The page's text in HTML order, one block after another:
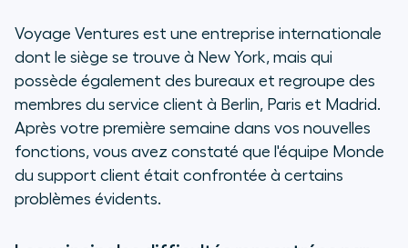
Voyage Ventures est une entreprise internationale
dont le siège se trouve à New York, mais qui
possède également des bureaux et regroupe des
membres du service client à Berlin, Paris et Madrid.
Après votre première semaine dans vos nouvelles
fonctions, vous avez constaté que l'équipe Monde
du support client était confrontée à certains
problèmes évidents.